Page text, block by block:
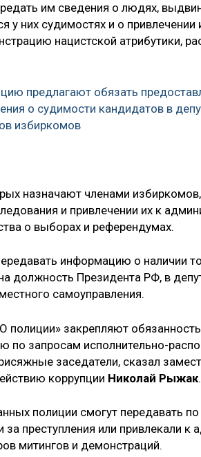
им сведения о людях,
них судимостях и о привлечении
нацистской атрибутики,
предлагают обязать
о судимости кандидатов в
избиркомов
назначают членами
и привлечении их к
о выборах и референдумах.
информацию о наличии
должность Президента РФ, в
самоуправления.
полиции» закрепляют
запросам исполнительно-
заседатели, сказал
коррупции Николай Рыжак.
полиции смогут передавать
преступления или привлекали к
митингов и демонстраций.